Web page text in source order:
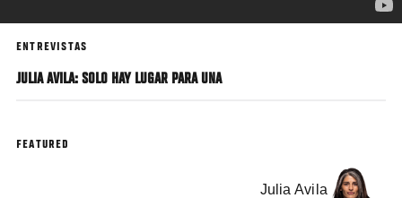
ENTREVISTAS
JULIA AVILA: SOLO HAY LUGAR PARA UNA
FEATURED
Julia Avila